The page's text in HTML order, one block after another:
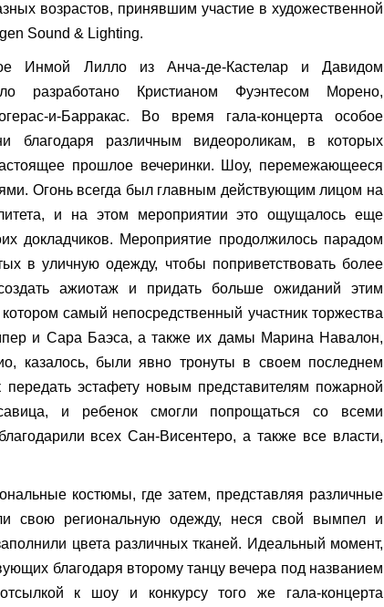
возрастов, принявшим участие в художественной
Sound & Lighting.
Инмой Лилло из Анча-де-Кастелар и Давидом
разработано Кристианом Фуэнтесом Морено,
и-Барракас. Во время гала-концерта особое
благодаря различным видеороликам, в которых
прошлое вечеринки. Шоу, перемежающееся
Огонь всегда был главным действующим лицом на
и на этом мероприятии это ощущалось еще
докладчиков. Мероприятие продолжилось парадом
в уличную одежду, чтобы поприветствовать более
ажиотаж и придать больше ожиданий этим
самый непосредственный участник торжества
и Сара Баэса, а также их дамы Марина Навалон,
казалось, были явно тронуты в своем последнем
передать эстафету новым представителям пожарной
и ребенок смогли попрощаться со всеми
всех Сан-Висентеро, а также все власти,
костюмы, где затем, представляя различные
свою региональную одежду, неся свой вымпел и
цвета различных тканей. Идеальный момент,
благодаря второму танцу вечера под названием
к шоу и конкурсу того же гала-концерта